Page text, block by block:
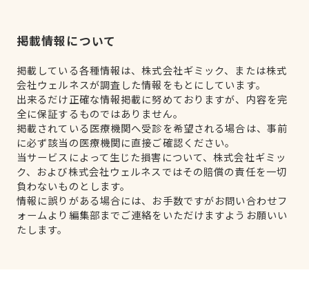
掲載情報について
掲載している各種情報は、株式会社ギミック、または株式
会社ウェルネスが調査した情報をもとにしています。
出来るだけ正確な情報掲載に努めておりますが、内容を完
全に保証するものではありません。
掲載されている医療機関へ受診を希望される場合は、事前
に必ず該当の医療機関に直接ご確認ください。
当サービスによって生じた損害について、株式会社ギミッ
ク、および株式会社ウェルネスではその賠償の責任を一切
負わないものとします。
情報に誤りがある場合には、お手数ですがお問い合わせフ
ォームより編集部までご連絡をいただけますようお願いい
たします。